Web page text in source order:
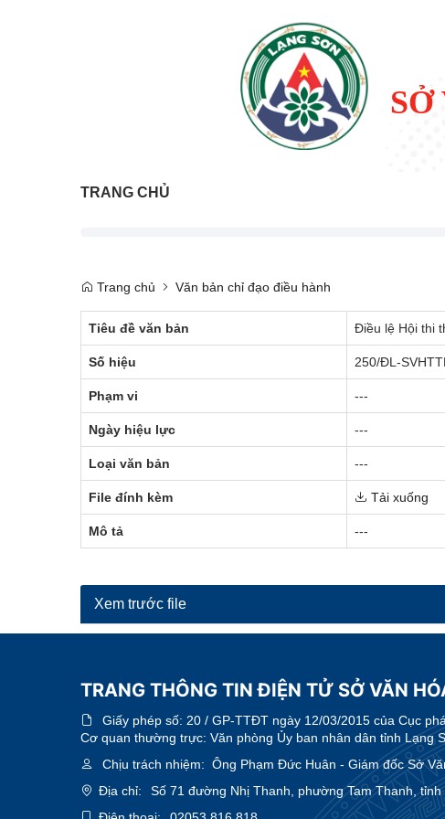
TRANG CHỦ
Trang chủ Văn bản chỉ đạo điều hành
Tiêu đề văn bản Điều lệ Hội thi
Số hiệu 250/ĐL-
Phạm vi ---
Ngày hiệu lực ---
Loại văn bản ---
File đính kèm Tải xuống
Mô tả ---
Xem trước file
TRANG THÔNG TIN ĐIỆN TỬ SỞ VĂN
Giấy phép số: 20 / GP-TTĐT ngày 12/03/2015 của Cục
Cơ quan thường trực: Văn phòng Ủy ban nhân dân tỉnh Lạng
Chịu trách nhiệm: Ông Phạm Đức Huân - Giám đốc Sở
Địa chỉ:
Số 71 đường Nhị Thanh, phường Tam Thanh, tỉnh